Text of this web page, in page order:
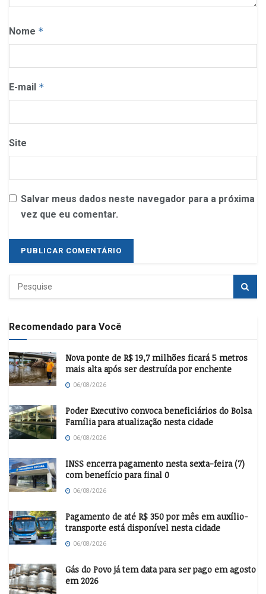
Nome *
E-mail *
Site
Salvar meus dados neste navegador para a próxima
vez que eu comentar.
Recomendado para Você
Nova ponte de R$ 19,7 milhões ficará 5 metros
mais alta após ser destruída por enchente
06/08/2026
Poder Executivo convoca beneficiários do Bolsa
Família para atualização nesta cidade
06/08/2026
INSS encerra pagamento nesta sexta-feira (7)
com benefício para final 0
06/08/2026
Pagamento de até R$ 350 por mês em auxílio-
transporte está disponível nesta cidade
06/08/2026
Gás do Povo já tem data para ser pago em agosto
em 2026